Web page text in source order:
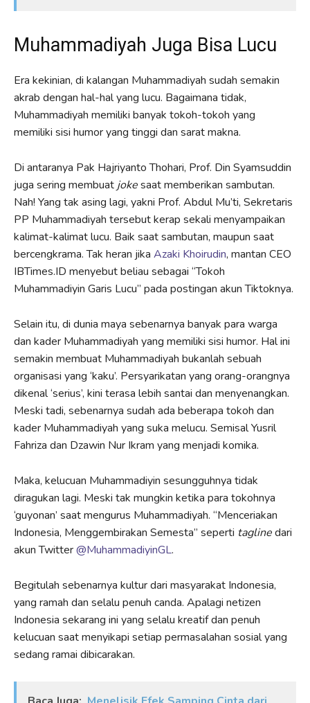
Muhammadiyah Juga Bisa Lucu
Era kekinian, di kalangan Muhammadiyah sudah semakin
akrab dengan hal-hal yang lucu. Bagaimana tidak,
Muhammadiyah memiliki banyak tokoh-tokoh yang
memiliki sisi humor yang tinggi dan sarat makna.
Di antaranya Pak Hajriyanto Thohari, Prof. Din Syamsuddin
juga sering membuatjokesaat memberikan sambutan.
Nah! Yang tak asing lagi, yakni Prof. Abdul Mu’ti, Sekretaris
PP Muhammadiyah tersebut kerap sekali menyampaikan
kalimat-kalimat lucu. Baik saat sambutan, maupun saat
bercengkrama. Tak heran jika Azaki Khoirudin, mantan CEO
IBTimes.ID menyebut beliau sebagai “Tokoh
Muhammadiyin Garis Lucu” pada postingan akun Tiktoknya.
Selain itu, di dunia maya sebenarnya banyak para warga
dan kader Muhammadiyah yang memiliki sisi humor. Hal ini
semakin membuat Muhammadiyah bukanlah sebuah
organisasi yang ‘kaku’. Persyarikatan yang orang-orangnya
dikenal ‘serius’, kini terasa lebih santai dan menyenangkan.
Meski tadi, sebenarnya sudah ada beberapa tokoh dan
kader Muhammadiyah yang suka melucu. Semisal Yusril
Fahriza dan Dzawin Nur Ikram yang menjadi komika.
Maka, kelucuan Muhammadiyin sesungguhnya tidak
diragukan lagi. Meski tak mungkin ketika para tokohnya
‘guyonan’ saat mengurus Muhammadiyah. “Menceriakan
Indonesia, Menggembirakan Semesta” seperti taglinedari
akun Twitter@MuhammadiyinGL.
Begitulah sebenarnya kultur dari masyarakat Indonesia,
yang ramah dan selalu penuh canda. Apalagi netizen
Indonesia sekarang ini yang selalu kreatif dan penuh
kelucuan saat menyikapi setiap permasalahan sosial yang
sedang ramai dibicarakan.